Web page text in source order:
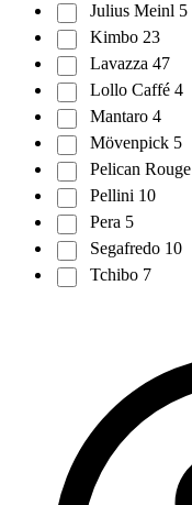
Julius Meinl 5
Kimbo 23
Lavazza 47
Lollo Caffé 4
Mantaro 4
Mövenpick 5
Pelican Rouge
Pellini 10
Pera 5
Segafredo 10
Tchibo 7